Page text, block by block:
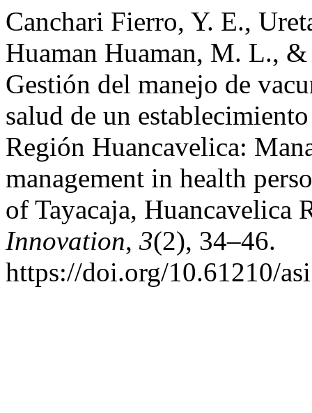
Canchari Fierro, Y. E.,
Huaman Huaman, M. L.,
Gestión del manejo de
salud de un
Región Huancavelica:
management in health
of Tayacaja, Huancavelica
Innovation, 3(2), 34–46.
https://doi.org/10.61210/